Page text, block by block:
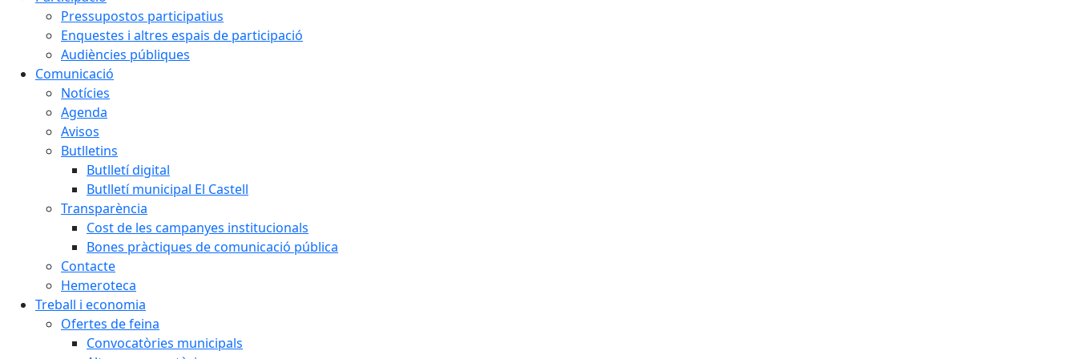
Pressupostos participatius
Enquestes i altres espais de participació
Audiències públiques
Comunicació
Notícies
Agenda
Avisos
Butlletins
Butlletí digital
Butlletí municipal El Castell
Transparència
Cost de les campanyes institucionals
Bones pràctiques de comunicació pública
Contacte
Hemeroteca
Treball i economia
Ofertes de feina
Convocatòries municipals